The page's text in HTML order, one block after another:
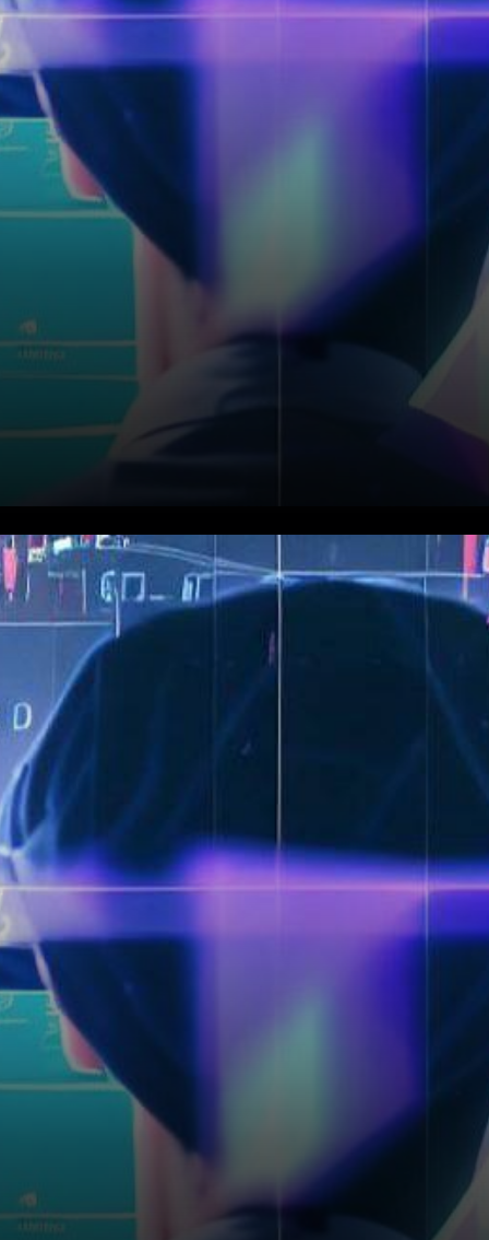
La récente décision de
TrustToken de suspendre
temporairement la frappe et le
rachat de son stablecoin,
TrueUSD (TUSD), par
l’intermédiaire…